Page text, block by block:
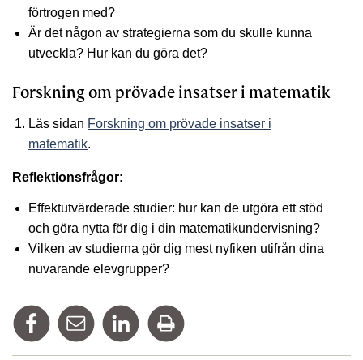
förtrogen med?
Är det någon av strategierna som du skulle kunna
utveckla? Hur kan du göra det?
Forskning om prövade insatser i matematik
Läs sidan Forskning om prövade insatser i
matematik.
Reflektionsfrågor:
Effektutvärderade studier: hur kan de utgöra ett stöd
och göra nytta för dig i din matematikundervisning?
Vilken av studierna gör dig mest nyfiken utifrån dina
nuvarande elevgrupper?
Dela på Facebook
Tipsa via mailDela på Linkedin